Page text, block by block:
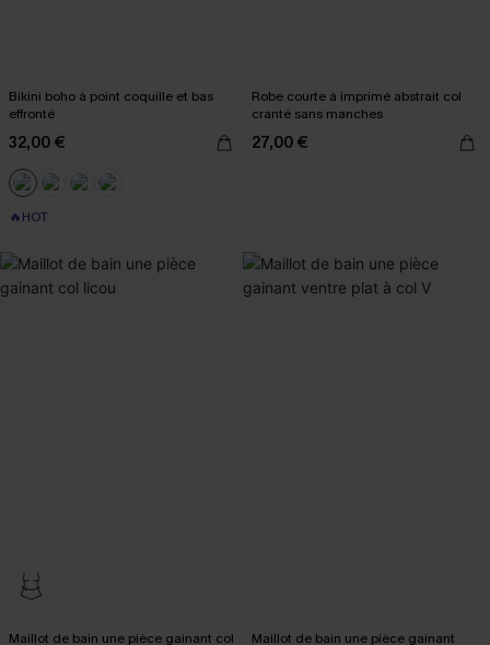
Bikini boho à point coquille et bas
effronté
32,00 €
🔥HOT
Robe courte à imprimé abstrait col
cranté sans manches
27,00 €
Maillot de bain une pièce gainant col Maillot de bain une pièce gainant